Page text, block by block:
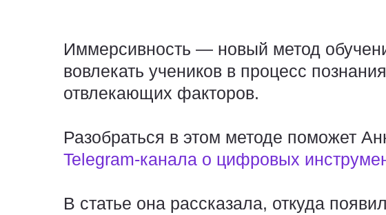
Иммерсивность — новый метод
вовлекать учеников в процесс
отвлекающих факторов.
Разобраться в этом методе поможет
Telegram-канала о цифровых
В статье она рассказала, откуда